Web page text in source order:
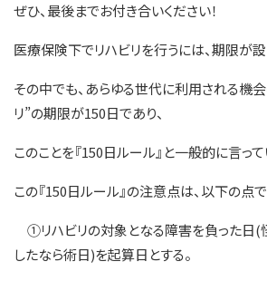
ぜひ、最後までお付き合いください！
医療保険下でリハビリを行うには、期限が設
その中でも、あらゆる世代に利用される機
リ”の期限が150日であり、
このことを『150日ルール』と一般的に言って
この『150日ルール』の注意点は、以下の点で
①リハビリの対象となる障害を負った日(
したなら術日)を起算日とする。